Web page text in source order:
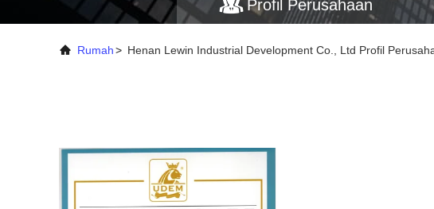
Profil Perusahaan
Rumah> Henan Lewin Industrial Development Co., Ltd Profil